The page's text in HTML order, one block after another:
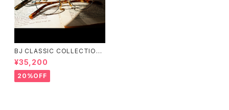
BJ CLASSIC COLLECTION
¥35,200
20%OFF